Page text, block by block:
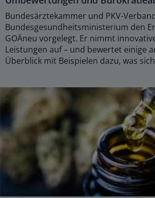
Bundesärztekammer und PKV-
Bundesgesundheitsministerium den
GOÄneu vorgelegt. Er nimmt
Leistungen auf – und bewertet einige
Überblick mit Beispielen dazu, was